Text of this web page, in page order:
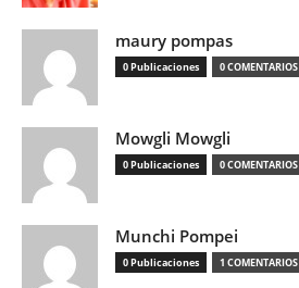
maury pompas
0 Publicaciones 0 COMENTARIOS
Mowgli Mowgli
0 Publicaciones 0 COMENTARIOS
Munchi Pompei
0 Publicaciones 1 COMENTARIOS